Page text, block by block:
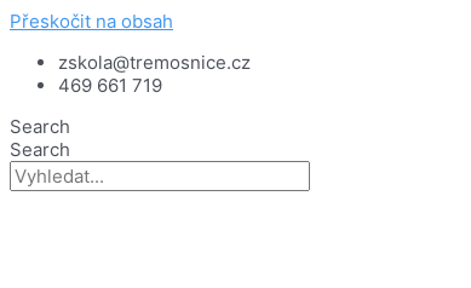
Přeskočit na obsah
zskola@tremosnice.cz
469 661 719
Search
Search